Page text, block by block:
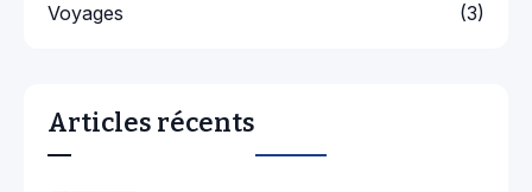
Voyages (3)
Articles récents